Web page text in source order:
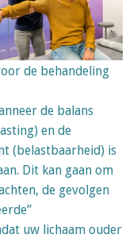
de behandeling
de balans
en de
(belastbaarheid) is
Dit kan gaan om
de gevolgen
uw lichaam ouder